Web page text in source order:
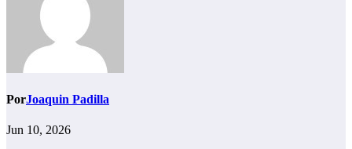
PorJoaquin Padilla
Jun 10, 2026